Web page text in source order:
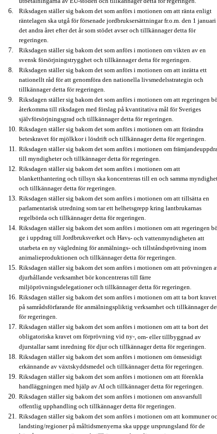
Riksdagen ställer sig bakom det som anförs i motionen om att ränta enligt
räntelagen ska utgå för försenade jordbruksersättningar fr.o.m. den 1 januari
det andra året efter det år som stödet avser och tillkännager detta för
regeringen.
Riksdagen ställer sig bakom det som anförs i motionen om vikten av en
svensk försörjningstrygghet och tillkännager detta för regeringen.
Riksdagen ställer sig bakom det som anförs i motionen om att inrätta ett
nationellt råd för att genomföra den nationella livsmedelsstrategin och
tillkännager detta för regeringen.
Riksdagen ställer sig bakom det som anförs i motionen om att regeringen
återkomma till riksdagen med förslag på kvantitativa mål för Sveriges
självförsörjningsgrad och tillkännager detta för regeringen.
Riksdagen ställer sig bakom det som anförs i motionen om att förändra
beteskravet för mjölkkor i lösdrift och tillkännager detta för regeringen.
Riksdagen ställer sig bakom det som anförs i motionen om
till myndigheter och tillkännager detta för regeringen.
Riksdagen ställer sig bakom det som anförs i motionen om att
blanketthantering och tillsyn ska koncentreras till en och samma
och tillkännager detta för regeringen.
Riksdagen ställer sig bakom det som anförs i motionen om att tillsätta en
parlamentarisk utredning som tar ett helhetsgrepp kring lantbrukarnas
regelbörda och tillkännager detta för regeringen.
Riksdagen ställer sig bakom det som anförs i motionen om att regeringen
ge i uppdrag till Jordbruksverket och Havs- och vattenmyndigheten att
utarbeta en ny vägledning för anmälnings- och tillståndsprövning inom
animalieproduktionen och tillkännager detta för regeringen.
Riksdagen ställer sig bakom det som anförs i motionen om att prövningen
djurhållande verksamhet bör koncentreras till färre
miljöprövningsdelegationer och tillkännager detta för regeringen.
Riksdagen ställer sig bakom det som anförs i motionen om att ta bort kravet
på samrådsförfarande för anmälningspliktig verksamhet och tillkännager
för regeringen.
Riksdagen ställer sig bakom det som anförs i motionen om att ta bort det
obligatoriska kravet om förprövning vid ny-, om- eller tillbyggnad av
djurstallar samt inredning för djur och tillkännager detta för regeringen.
Riksdagen ställer sig bakom det som anförs i motionen om ömsesidigt
erkännande av växtskyddsmedel och tillkännager detta för regeringen.
Riksdagen ställer sig bakom det som anförs i motionen om att förenkla
handläggningen med hjälp av AI och tillkännager detta för regeringen.
Riksdagen ställer sig bakom det som anförs i motionen om ansvarsfull
offentlig upphandling och tillkännager detta för regeringen.
Riksdagen ställer sig bakom det som anförs i motionen om att kommuner
landsting/regioner på måltidsmenyerna ska uppge ursprungsland för de